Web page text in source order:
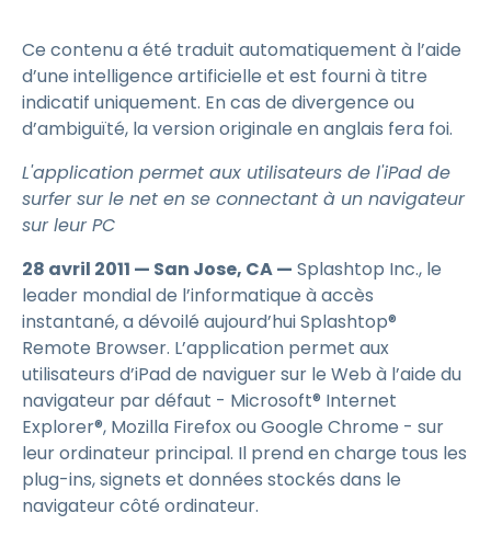
Ce contenu a été traduit automatiquement à l’aide
d’une intelligence artificielle et est fourni à titre
indicatif uniquement. En cas de divergence ou
d’ambiguïté, la version originale en anglais fera foi.
L'application permet aux utilisateurs de l'iPad de
surfer sur le net en se connectant à un navigateur
sur leur PC
28 avril 2011 — San Jose, CA — Splashtop Inc., le
leader mondial de l’informatique à accès
instantané, a dévoilé aujourd’hui Splashtop®
Remote Browser. L’application permet aux
utilisateurs d’iPad de naviguer sur le Web à l’aide du
navigateur par défaut - Microsoft® Internet
Explorer®, Mozilla Firefox ou Google Chrome - sur
leur ordinateur principal. Il prend en charge tous les
plug-ins, signets et données stockés dans le
navigateur côté ordinateur.